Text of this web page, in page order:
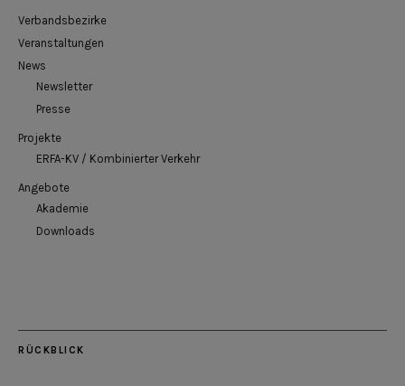
Verbandsbezirke
Veranstaltungen
News
Newsletter
Presse
Projekte
ERFA-KV / Kombinierter Verkehr
Angebote
Akademie
Downloads
RÜCKBLICK